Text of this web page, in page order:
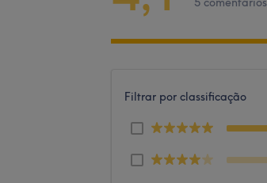
Filtrar por classificação